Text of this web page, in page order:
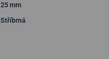
25 mm
Stříbrná